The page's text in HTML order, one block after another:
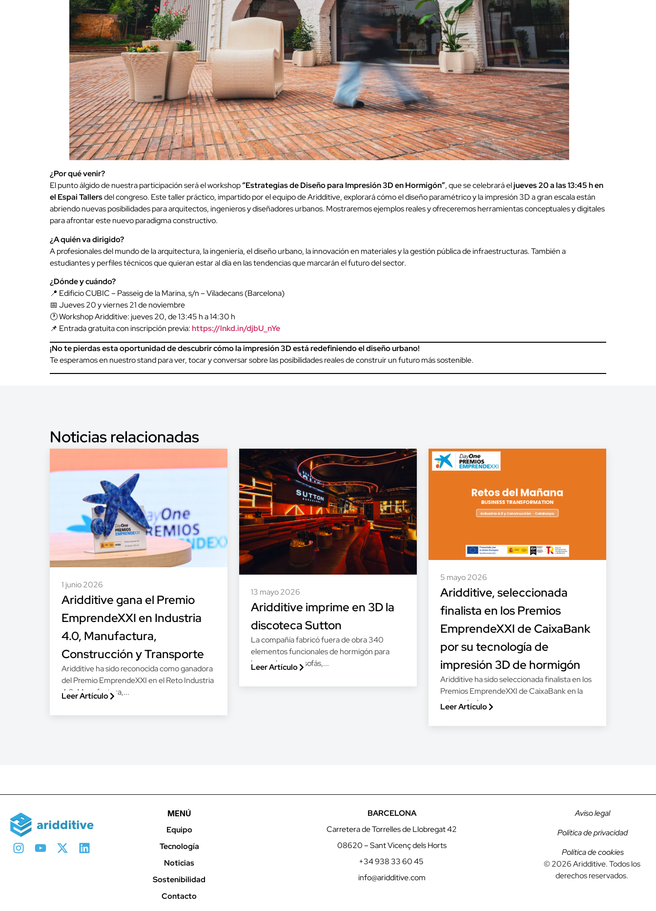
¿Por qué venir?
El punto álgido de nuestra participación será el workshop“Estrategias de Diseño para Impresión 3D en Hormigón”, que se celebrará eljueves 20 a las 13:45 h en
el Espai Tallersdel congreso. Este taller práctico, impartido por el equipo de Aridditive, explorará cómo el diseño paramétrico y la impresión 3D a gran escala están
abriendo nuevas posibilidades para arquitectos, ingenieros y diseñadores urbanos. Mostraremos ejemplos reales y ofreceremos herramientas conceptuales y digitales
para afrontar este nuevo paradigma constructivo.
¿A quién va dirigido?
A profesionales del mundo de la arquitectura, la ingeniería, el diseño urbano, la innovación en materiales y la gestión pública de infraestructuras. También a
estudiantes y perfiles técnicos que quieran estar al día en las tendencias que marcarán el futuro del sector.
¿Dónde y cuándo?
📍 Edificio CUBIC – Passeig de la Marina, s/n – Viladecans (Barcelona)
📅 Jueves 20 y viernes 21 de noviembre
🕐 Workshop Aridditive: jueves 20, de 13:45 h a 14:30 h
📌 Entrada gratuita con inscripción previa: https://lnkd.in/djbU_nYe
¡No te pierdas esta oportunidad de descubrir cómo la impresión 3D está redefiniendo el diseño urbano!
Te esperamos en nuestro stand para ver, tocar y conversar sobre las posibilidades reales de construir un futuro más sostenible.
Noticias relacionadas
1 junio 2026
Aridditive gana el Premio
EmprendeXXI en Industria
4.0, Manufactura,
Construcción y Transporte
Aridditive ha sido reconocida como ganadora
del Premio EmprendeXXI en el Reto Industria
4.0, Manufactura,...
Leer Artículo
13 mayo 2026
Aridditive imprime en 3D la
discoteca Sutton
La compañía fabricó fuera de obra 340
elementos funcionales de hormigón para
barras, bancos, sofás,...
Leer Artículo
5 mayo 2026
Aridditive, seleccionada
finalista en los Premios
EmprendeXXI de CaixaBank
por su tecnología de
impresión 3D de hormigón
Aridditive ha sido seleccionada finalista en los
Premios EmprendeXXI de CaixaBank en la
categoría de...
Leer Artículo
MENÚ
Equipo
Tecnología
Noticias
Sostenibilidad
Contacto
BARCELONA
Carretera de Torrelles de Llobregat 42
08620 – Sant Vicenç dels Horts
+34 938 33 60 45
info@aridditive.com
Aviso legal
Política de privacidad
Política de cookies
© 2026 Aridditive. Todos los
derechos reservados.